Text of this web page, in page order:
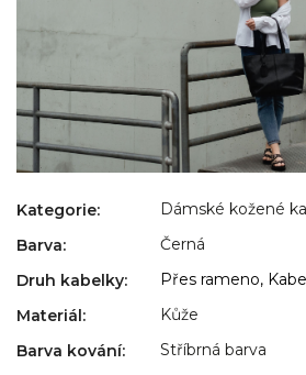
Kategorie:
Dámské kožené
Barva:
Černá
Druh kabelky:
Přes rameno,
Materiál:
Kůže
Barva kování:
Stříbrná barva